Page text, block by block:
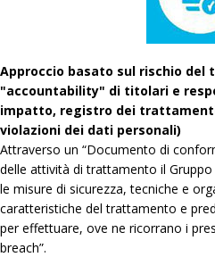
Approccio basato sul rischio
"accountability" di titolari e
impatto, registro dei
violazioni dei dati personali)
Attraverso un “Documento di
delle attività di trattamento il
le misure di sicurezza, tecniche e
caratteristiche del trattamento e
per effettuare, ove ne ricorrano i
breach”.